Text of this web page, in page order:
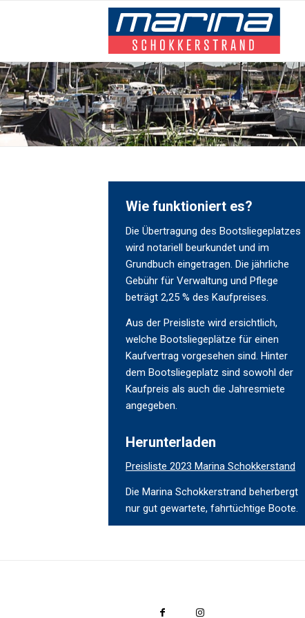
Wie funktioniert es?
Die Übertragung des Bootsliegeplatzes
wird notariell beurkundet und im
Grundbuch eingetragen. Die jährliche
Gebühr für Verwaltung und Pflege
beträgt 2,25 % des Kaufpreises.
Aus der Preisliste wird ersichtlich,
welche Bootsliegeplätze für einen
Kaufvertrag vorgesehen sind. Hinter
dem Bootsliegeplatz sind sowohl der
Kaufpreis als auch die Jahresmiete
angegeben.
Herunterladen
Preisliste 2023 Marina Schokkerstand
Die Marina Schokkerstrand beherbergt
nur gut gewartete, fahrtüchtige Boote.